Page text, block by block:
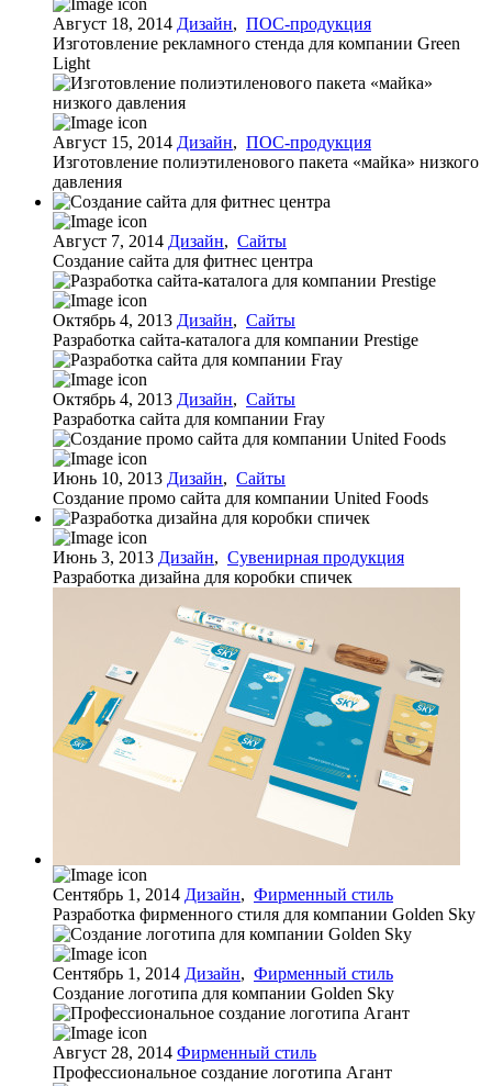
Август 18, 2014 Дизайн, ПОС-продукция
Изготовление рекламного стенда для компании Green
Light
Август 15, 2014 Дизайн, ПОС-продукция
Изготовление полиэтиленового пакета «майка» низкого
давления
Август 7, 2014 Дизайн, Сайты
Создание сайта для фитнес центра
Октябрь 4, 2013 Дизайн, Сайты
Разработка сайта-каталога для компании Prestige
Октябрь 4, 2013 Дизайн, Сайты
Разработка сайта для компании Fray
Июнь 10, 2013 Дизайн, Сайты
Создание промо сайта для компании United Foods
Июнь 3, 2013 Дизайн, Сувенирная продукция
Разработка дизайна для коробки спичек
Сентябрь 1, 2014 Дизайн, Фирменный стиль
Разработка фирменного стиля для компании Golden Sky
Сентябрь 1, 2014 Дизайн, Фирменный стиль
Создание логотипа для компании Golden Sky
Август 28, 2014 Фирменный стиль
Профессиональное создание логотипа Агант